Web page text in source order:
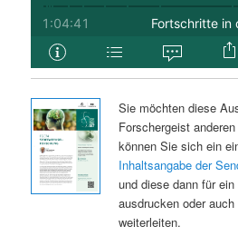
Sie möchten diese
Forschergeist
können Sie sich ein
Inhaltsangabe der
und diese dann für
ausdrucken oder auch
weiterleiten.